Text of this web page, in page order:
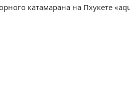
катамарана на Пхукете